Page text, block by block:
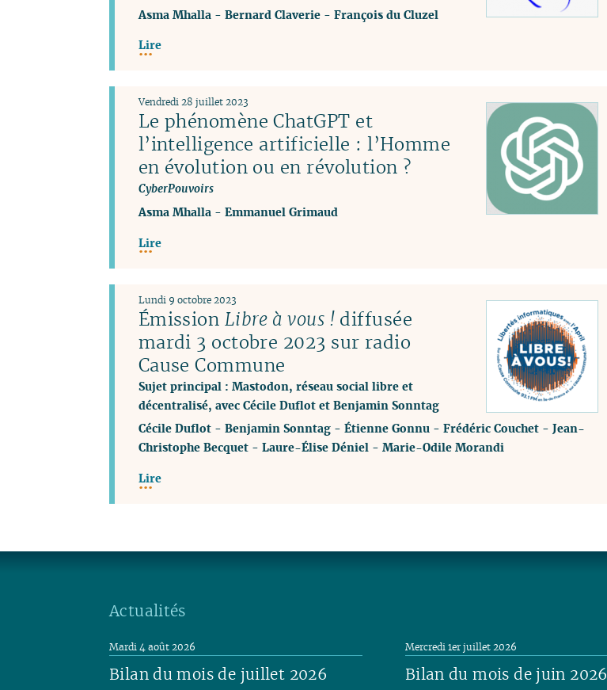
Asma Mhalla- Bernard Claverie- François du Cluzel
Lire
Le phénomène ChatGPT et
l’intelligence artificielle : l’Homme
en évolution ou en révolution ?
CyberPouvoirs
Vendredi 28 juillet 2023
Asma Mhalla- Emmanuel Grimaud
Lire
Émission Libre à vous !diffusée
mardi 3 octobre 2023 sur radio
Cause Commune
Sujet principal : Mastodon, réseau social libre et
décentralisé, avec Cécile Duflot et Benjamin Sonntag
Lundi 9 octobre 2023
Cécile Duflot- Benjamin Sonntag- Étienne Gonnu- Frédéric Couchet- Jean-
Christophe Becquet- Laure-Élise Déniel- Marie-Odile Morandi
Lire
Actualités
Bilan du mois de juillet 2026
Mardi 4 août 2026
Bilan du mois de juin 2026
Mercredi 1er juillet 2026